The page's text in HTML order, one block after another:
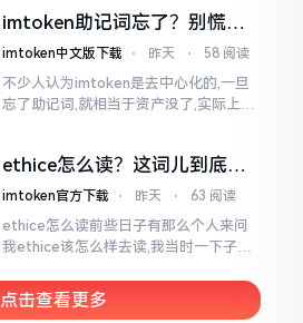
李鹏
imtoken助记词忘了？别慌，
这招能救你
imtoken中文版下载 ⋅ 昨天 ⋅ 58 阅读
不少人认为imtoken是去中心化的,一旦
忘了助记词,就相当于资产没了,实际上这
于网络连接状态
ethice怎么读？这词儿到底念
啥，别搞错了
imtoken官方下载 ⋅ 昨天 ⋅ 63 阅读
ethice怎么读前些日子有那么个人来问
我ethice该怎么样去读,我当时一下子就
着模样感觉像是ethics（伦理学）,不过
呢拼写方面却少了一个字母
点击查看更多